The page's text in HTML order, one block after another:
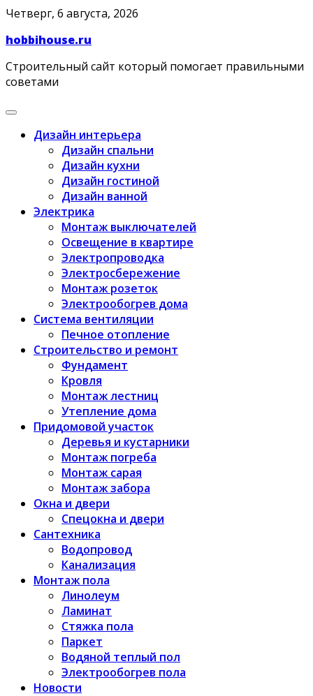
Skip
content
Четверг, 6 августа, 2026
hobbihouse.ru
Строительный сайт который помогает правильными
советами
Дизайн интерьера
Дизайн спальни
Дизайн кухни
Дизайн гостиной
Дизайн ванной
Электрика
Монтаж выключателей
Освещение в квартире
Электропроводка
Электросбережение
Монтаж розеток
Электрообогрев дома
Система вентиляции
Печное отопление
Строительство и ремонт
Фундамент
Кровля
Монтаж лестниц
Утепление дома
Придомовой участок
Деревья и кустарники
Монтаж погреба
Монтаж сарая
Монтаж забора
Окна и двери
Спецокна и двери
Сантехника
Водопровод
Канализация
Монтаж пола
Линолеум
Ламинат
Стяжка пола
Паркет
Водяной теплый пол
Электрообогрев пола
Новости